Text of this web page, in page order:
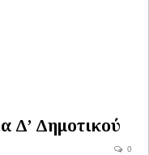
Δ’ Δημοτικού
0